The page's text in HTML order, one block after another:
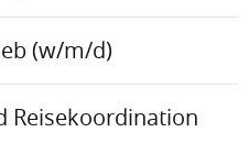
(w/m/d)
Reisekoordination